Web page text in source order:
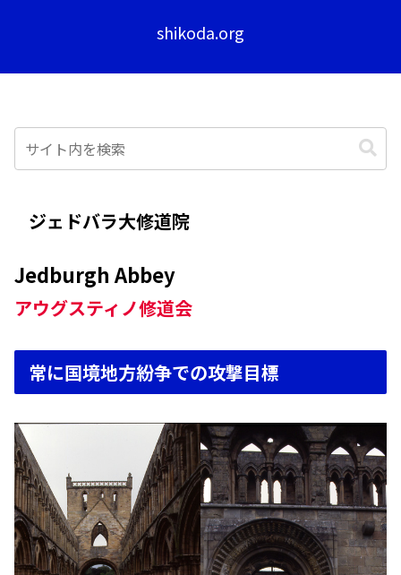
shikoda.org
ジェドバラ大修道院
Jedburgh Abbey
アウグスティノ修道会
常に国境地方紛争での攻撃目標